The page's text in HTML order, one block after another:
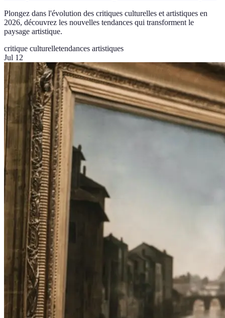
Plongez dans l'évolution des critiques culturelles et artistiques en
2026, découvrez les nouvelles tendances qui transforment le
paysage artistique.
critique culturelletendances artistiques
Jul 12